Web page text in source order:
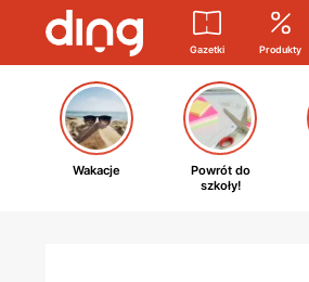
Gazetki Produkty
Wakacje
Powrót do
szkoły!